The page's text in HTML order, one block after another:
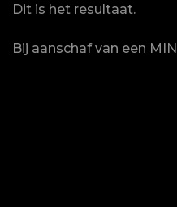
Dit is het resultaat.
Bij aanschaf van een